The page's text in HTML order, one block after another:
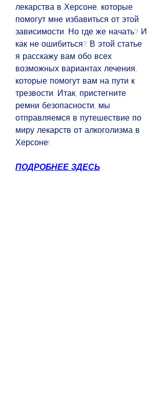
лекарства в Херсоне, которые
помогут мне избавиться от этой
зависимости. Но где же начать? И
как не ошибиться? В этой статье
я расскажу вам обо всех
возможных вариантах лечения,
которые помогут вам на пути к
трезвости. Итак, пристегните
ремни безопасности, мы
отправляемся в путешествие по
миру лекарств от алкоголизма в
Херсоне!
ПОДРОБНЕЕ ЗДЕСЬ